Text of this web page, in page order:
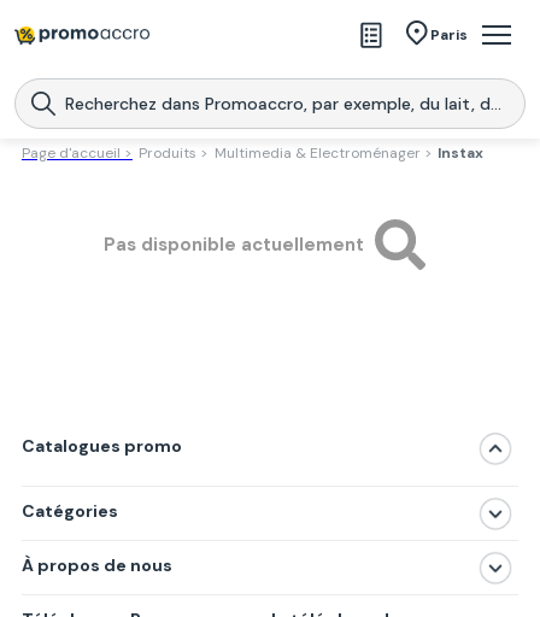
Paris
Magasins
Produits
l'application
Page d'accueil > Produits > Multimedia & Electroménager > Instax
Pas disponible actuellement
Catalogues promo
Catégories
Produits
À propos de nous